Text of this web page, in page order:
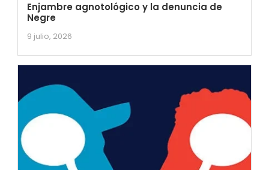
Enjambre agnotológico y la denuncia de
Negre
9 julio, 2026